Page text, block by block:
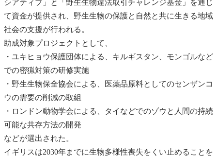
シアティブ」と「野生生物違法取引チャレンジ基金」を通じ
て資金が提供され、野生生物の保護と自然と共に生きる地域
社会の支援が行われる。
助成対象プロジェクトとして、
・ユキヒョウ保護団体による、キルギスタン、モンゴルなど
での密猟対策の研修実施
・野生生物保全協会による、医薬品原料としてのセンザンコ
ウの需要の削減の取組
・ロンドン動物学会による、タイなどでのゾウと人間の持続
可能な共存方法の開発
などが選出された。
イギリスは2030年までに生物多様性喪失をくい止めることを